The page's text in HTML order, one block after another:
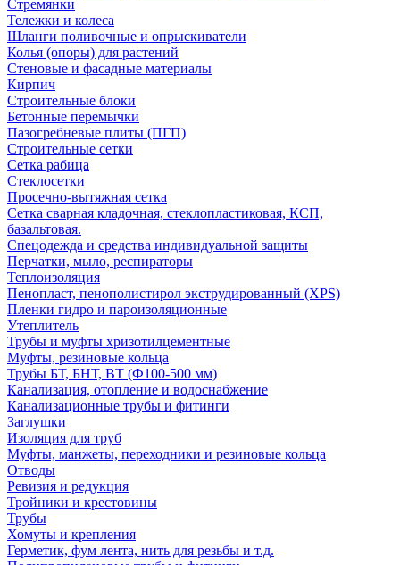
Стремянки
Тележки и колеса
Шланги поливочные и опрыскиватели
Колья (опоры) для растений
Стеновые и фасадные материалы
Кирпич
Строительные блоки
Бетонные перемычки
Пазогребневые плиты (ПГП)
Строительные сетки
Сетка рабица
Стеклосетки
Просечно-вытяжная сетка
Сетка сварная кладочная, стеклопластиковая, КСП,
базальтовая.
Спецодежда и средства индивидуальной защиты
Перчатки, мыло, респираторы
Теплоизоляция
Пенопласт, пенополистирол экструдированный (XPS)
Пленки гидро и пароизоляционные
Утеплитель
Трубы и муфты хризотилцементные
Муфты, резиновые кольца
Трубы БТ, БНТ, ВТ (Ф100-500 мм)
Канализация, отопление и водоснабжение
Канализационные трубы и фитинги
Заглушки
Изоляция для труб
Муфты, манжеты, переходники и резиновые кольца
Отводы
Ревизия и редукция
Тройники и крестовины
Трубы
Хомуты и крепления
Герметик, фум лента, нить для резьбы и т.д.